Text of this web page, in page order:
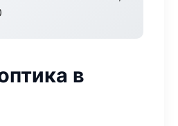
в